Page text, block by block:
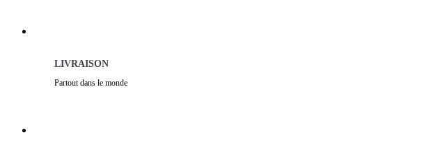
LIVRAISON
Partout dans le monde